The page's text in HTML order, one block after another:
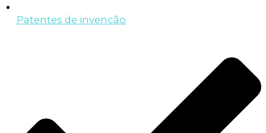
Patentes de invenção